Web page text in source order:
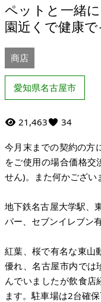
ペットと一緒
園近くで健康
商店
愛知県名古屋市
21,463 34
今月末までの契約の方
をご使用の場合価格交
せん)。また何かござい
地下鉄名古屋大学駅、
パー、セブンイレブン
紅葉、桜で有名な東山
優れ、名古屋市内では
んでいましたが飲食店
ます。駐車場は2台確